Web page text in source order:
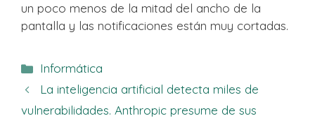
un poco menos de la mitad del ancho de la
pantalla y las notificaciones están muy cortadas.
Categorías
Informática
La inteligencia artificial detecta miles de
vulnerabilidades. Anthropic presume de sus